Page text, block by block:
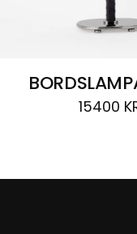
15400